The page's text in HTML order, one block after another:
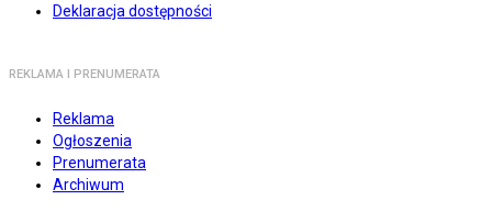
Deklaracja dostępności
REKLAMA I PRENUMERATA
Reklama
Ogłoszenia
Prenumerata
Archiwum